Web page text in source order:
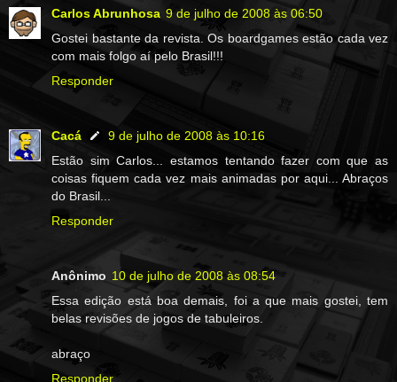
Carlos Abrunhosa 9 de julho de 2008 às 06:50
Gostei bastante da revista. Os boardgames estão cada vez
com mais folgo aí pelo Brasil!!!
Responder
Cacá
9 de julho de 2008 às 10:16
Estão sim Carlos... estamos tentando fazer com que as
coisas fiquem cada vez mais animadas por aqui... Abraços
do Brasil...
Responder
Anônimo 10 de julho de 2008 às 08:54
Essa edição está boa demais, foi a que mais gostei, tem
belas revisões de jogos de tabuleiros.
abraço
Responder